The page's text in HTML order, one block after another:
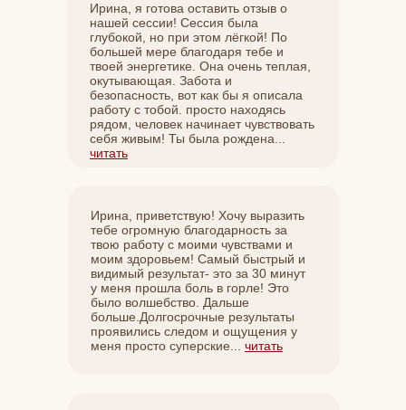
Ирина, я готова оставить отзыв о
нашей сессии! Сессия была
глубокой, но при этом лёгкой! По
большей мере благодаря тебе и
твоей энергетике. Она очень теплая,
окутывающая. Забота и
безопасность, вот как бы я описала
работу с тобой. просто находясь
рядом, человек начинает чувствовать
себя живым! Ты была рождена...
читать
Ирина, приветствую! Хочу выразить
тебе огромную благодарность за
твою работу с моими чувствами и
моим здоровьем! Самый быстрый и
видимый результат- это за 30 минут
у меня прошла боль в горле! Это
было волшебство. Дальше
больше.Долгосрочные результаты
проявились следом и ощущения у
меня просто суперские... читать